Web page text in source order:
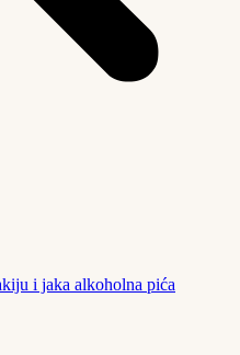
i jaka alkoholna pića